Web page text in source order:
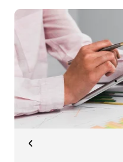
الخاصة بك من
المصاريف الخاصة بعائلتك.